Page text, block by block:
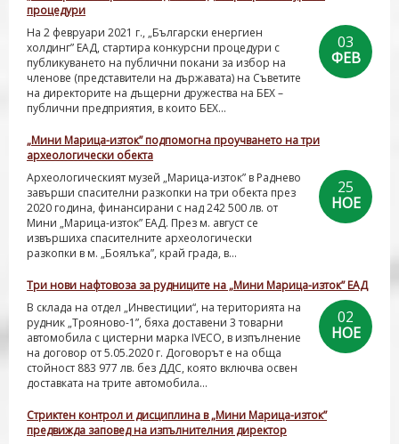
процедури
03
ФЕВ
На 2 февруари 2021 г., „Български енергиен
холдинг” ЕАД, стартира конкурсни процедури с
публикуването на публични покани за избор на
членове (представители на държавата) на Съветите
на директорите на дъщерни дружества на БЕХ –
публични предприятия, в които БЕХ...
„Мини Марица-изток” подпомогна проучването на три
археологически обекта
25
НОЕ
Археологическият музей „Марица-изток” в Раднево
завърши спасителни разкопки на три обекта през
2020 година, финансирани с над 242 500 лв. от
Мини „Марица-изток” ЕАД. През м. август се
извършиха спасителните археологически
разкопки в м. „Боялъка”, край града, в...
Три нови нафтовоза за рудниците на „Мини Марица-изток” ЕАД
02
НОЕ
В склада на отдел „Инвестиции“, на територията на
рудник „Трояново-1”, бяха доставени 3 товарни
автомобила с цистерни марка IVECO, в изпълнение
на договор от 5.05.2020 г. Договорът е на обща
стойност 883 977 лв. без ДДС, която включва освен
доставката на трите автомобила...
Стриктен контрол и дисциплина в „Мини Марица-изток”
предвижда заповед на изпълнителния директор